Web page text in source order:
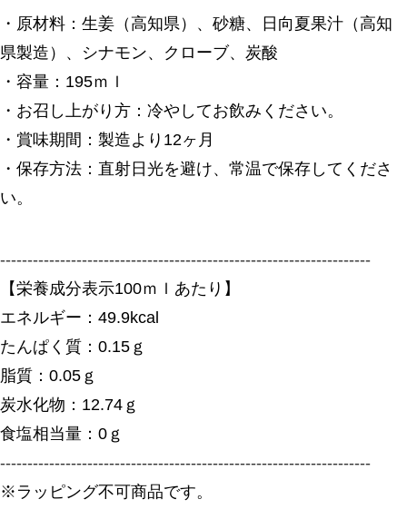
・原材料：生姜（高知県）、砂糖、日向夏果汁（高知
県製造）、シナモン、クローブ、炭酸
・容量：195ｍｌ
・お召し上がり方：冷やしてお飲みください。
・賞味期間：製造より12ヶ月
・保存方法：直射日光を避け、常温で保存してくださ
い。
--------------------------------------------------------------------
【栄養成分表示100ｍｌあたり】
エネルギー：49.9kcal
たんぱく質：0.15ｇ
脂質：0.05ｇ
炭水化物：12.74ｇ
食塩相当量：0ｇ
--------------------------------------------------------------------
※ラッピング不可商品です。